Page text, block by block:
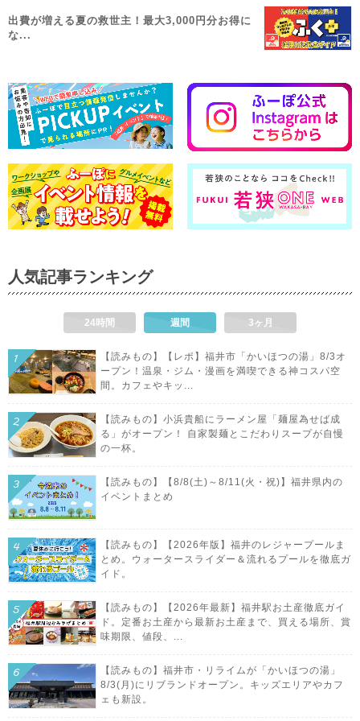
出費が増える夏の救世主！最大3,000円分お得に
な...
人気記事ランキング
24時間 週間 3ヶ月
【読みもの】【レポ】福井市「かいほつの湯」8/3オ
ープン！温泉・ジム・漫画を満喫できる神コスパ空
間。カフェやキッ...
【読みもの】小浜貴船にラーメン屋「麺屋為せば成
る」がオープン！ 自家製麺とこだわりスープが自慢
の一杯。
【読みもの】【8/8(土)～8/11(火・祝)】福井県内の
イベントまとめ
【読みもの】【2026年版】福井のレジャープールま
とめ。ウォータースライダー＆流れるプールを徹底ガ
イド。
【読みもの】【2026年最新】福井駅お土産徹底ガイ
ド。定番お土産から最新お土産まで、買える場所、賞
味期限、値段、...
【読みもの】福井市・リライムが「かいほつの湯」
8/3(月)にリブランドオープン。キッズエリアやカフ
ェも新設。